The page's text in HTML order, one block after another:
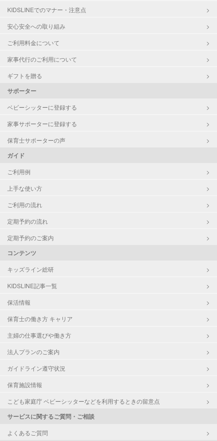
病児対応
障がい児対応
お子様の撮影
KIDSLINEでのマナー・注意点
安心安全への取り組み
ご利用料金について
家事代行のご利用について
ギフトを贈る
サポーター
ベビーシッターに登録する
家事サポーターに登録する
保育士サポーターの声
ガイド
ご利用例
上手な使い方
ご利用の流れ
定期予約の流れ
定期予約のご案内
コンテンツ
キッズライン総研
KIDSLINE記事一覧
保活情報
保育士の働き方 キャリア
主婦の仕事選びや働き方
法人プランのご案内
ガイドライン遵守状況
保育施設情報
こども家庭庁 ベビーシッターなどを利用するときの留意点
サービスに関するご質問・ご相談
よくあるご質問